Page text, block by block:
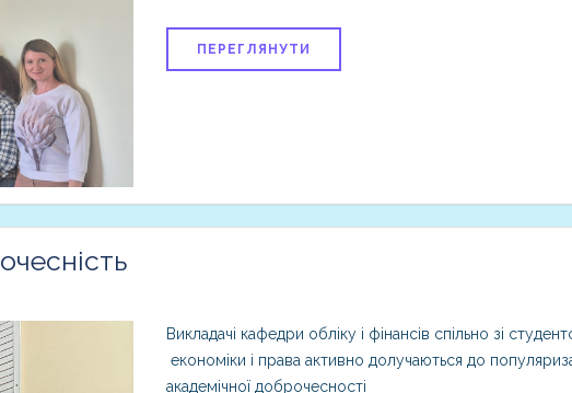
ПЕРЕГЛЯНУТИ
Викладачі кафедри обліку і фінансів спільно зі
економіки і права активно долучаються до
академічної доброчесності